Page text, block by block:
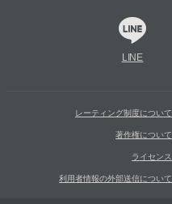
LINE
レーティング制度について
著作権について
ライセンス
利用者情報の外部送信について